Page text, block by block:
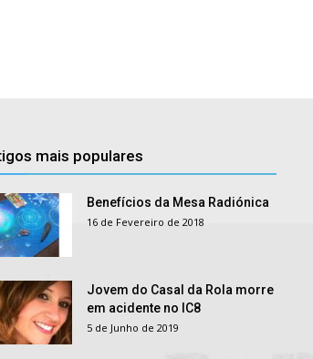
mais populares
Benefícios da Mesa Radiónica
16 de Fevereiro de 2018
Jovem do Casal da Rola morre
em acidente no IC8
5 de Junho de 2019